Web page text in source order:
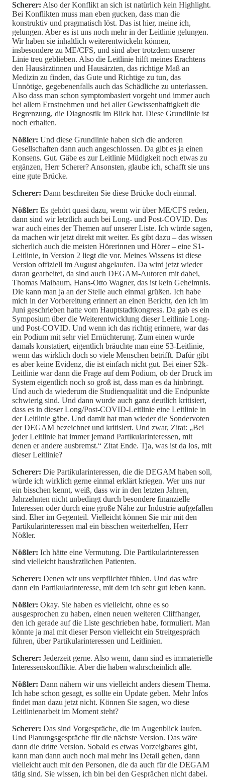
Scherer: Also der Konflikt an sich ist natürlich kein Highlight.
Bei Konflikten muss man eben gucken, dass man die
konstruktiv und pragmatisch löst. Das ist hier, meine ich,
gelungen. Aber es ist uns noch mehr in der Leitlinie gelungen.
Wir haben sie inhaltlich weiterentwickeln können,
insbesondere zu ME/CFS, und sind aber trotzdem unserer
Linie treu geblieben. Also die Leitlinie hilft meines Erachtens
den Hausärztinnen und Hausärzten, das richtige Maß an
Medizin zu finden, das Gute und Richtige zu tun, das
Unnötige, gegebenenfalls auch das Schädliche zu unterlassen.
Also dass man schon symptombasiert vorgeht und immer auch
bei allem Ernstnehmen und bei aller Gewissenhaftigkeit die
Begrenzung, die Diagnostik im Blick hat. Diese Grundlinie ist
noch erhalten.
Nößler: Und diese Grundlinie haben sich die anderen
Gesellschaften dann auch angeschlossen. Da gibt es ja einen
Konsens. Gut. Gäbe es zur Leitlinie Müdigkeit noch etwas zu
ergänzen, Herr Scherer? Ansonsten, glaube ich, schafft sie uns
eine gute Brücke.
Scherer: Dann beschreiten Sie diese Brücke doch einmal.
Nößler: Es gehört quasi dazu, wenn wir über ME/CFS reden,
dann sind wir letztlich auch bei Long- und Post-COVID. Das
war auch eines der Themen auf unserer Liste. Ich würde sagen,
da machen wir jetzt direkt mit weiter. Es gibt dazu – das wissen
sicherlich auch die meisten Hörerinnen und Hörer – eine S1-
Leitlinie, in Version 2 liegt die vor. Meines Wissens ist diese
Version offiziell im August abgelaufen. Da wird jetzt wieder
daran gearbeitet, da sind auch DEGAM-Autoren mit dabei,
Thomas Maibaum, Hans-Otto Wagner, das ist kein Geheimnis.
Die kann man ja an der Stelle auch einmal grüßen. Ich habe
mich in der Vorbereitung erinnert an einen Bericht, den ich im
Juni geschrieben hatte vom Hauptstadtkongress. Da gab es ein
Symposium über die Weiterentwicklung dieser Leitlinie Long-
und Post-COVID. Und wenn ich das richtig erinnere, war das
ein Podium mit sehr viel Ernüchterung. Zum einen wurde
damals konstatiert, eigentlich bräuchte man eine S3-Leitlinie,
wenn das wirklich doch so viele Menschen betrifft. Dafür gibt
es aber keine Evidenz, die ist einfach nicht gut. Bei einer S2k-
Leitlinie war dann die Frage auf dem Podium, ob der Druck im
System eigentlich noch so groß ist, dass man es da hinbringt.
Und auch da wiederum die Studienqualität und die Endpunkte
schwierig sind. Und dann wurde auch ganz deutlich kritisiert,
dass es in dieser Long/Post-COVID-Leitlinie eine Leitlinie in
der Leitlinie gäbe. Und damit hat man wieder die Sondervoten
der DEGAM bezeichnet und kritisiert. Und zwar, Zitat: „Bei
jeder Leitlinie hat immer jemand Partikularinteressen, mit
denen er andere ausbremst.“ Zitat Ende. Tja, was ist da los, mit
dieser Leitlinie?
Scherer: Die Partikularinteressen, die die DEGAM haben soll,
würde ich wirklich gerne einmal erklärt kriegen. Wer uns nur
ein bisschen kennt, weiß, dass wir in den letzten Jahren,
Jahrzehnten nicht unbedingt durch besondere finanzielle
Interessen oder durch eine große Nähe zur Industrie aufgefallen
sind. Eher im Gegenteil. Vielleicht können Sie mir mit den
Partikularinteressen mal ein bisschen weiterhelfen, Herr
Nößler.
Nößler: Ich hätte eine Vermutung. Die Partikularinteressen
sind vielleicht hausärztlichen Patienten.
Scherer: Denen wir uns verpflichtet fühlen. Und das wäre
dann ein Partikularinteresse, mit dem ich sehr gut leben kann.
Nößler: Okay. Sie haben es vielleicht, ohne es so
ausgesprochen zu haben, einen neuen weiteren Cliffhanger,
den ich gerade auf die Liste geschrieben habe, formuliert. Man
könnte ja mal mit dieser Person vielleicht ein Streitgespräch
führen, über Partikularinteressen und Leitlinien.
Scherer: Jederzeit gerne. Also wenn, dann sind es immaterielle
Interessenskonflikte. Aber die haben wahrscheinlich alle.
Nößler: Dann nähern wir uns vielleicht anders diesem Thema.
Ich habe schon gesagt, es sollte ein Update geben. Mehr Infos
findet man dazu jetzt nicht. Können Sie sagen, wo diese
Leitlinienarbeit im Moment steht?
Scherer: Das sind Vorgespräche, die im Augenblick laufen.
Und Planungsgespräche für die nächste Version. Das wäre
dann die dritte Version. Sobald es etwas Vorzeigbares gibt,
kann man dann auch noch mal mehr ins Detail gehen, dann
vielleicht auch mit den Personen, die da auch für die DEGAM
tätig sind. Sie wissen, ich bin bei den Gesprächen nicht dabei.